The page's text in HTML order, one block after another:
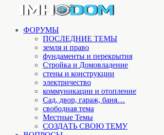
ФОРУМЫ
ПОСЛЕДНИЕ ТЕМЫ
земля и право
фундаменты и перекрытия
Стройка и Домовладение
стены и конструкции
электричество
коммуникации и отопление
Cад, двор, гараж, баня…
свободная тема
Местные Темы
СОЗДАТЬ СВОЮ ТЕМУ